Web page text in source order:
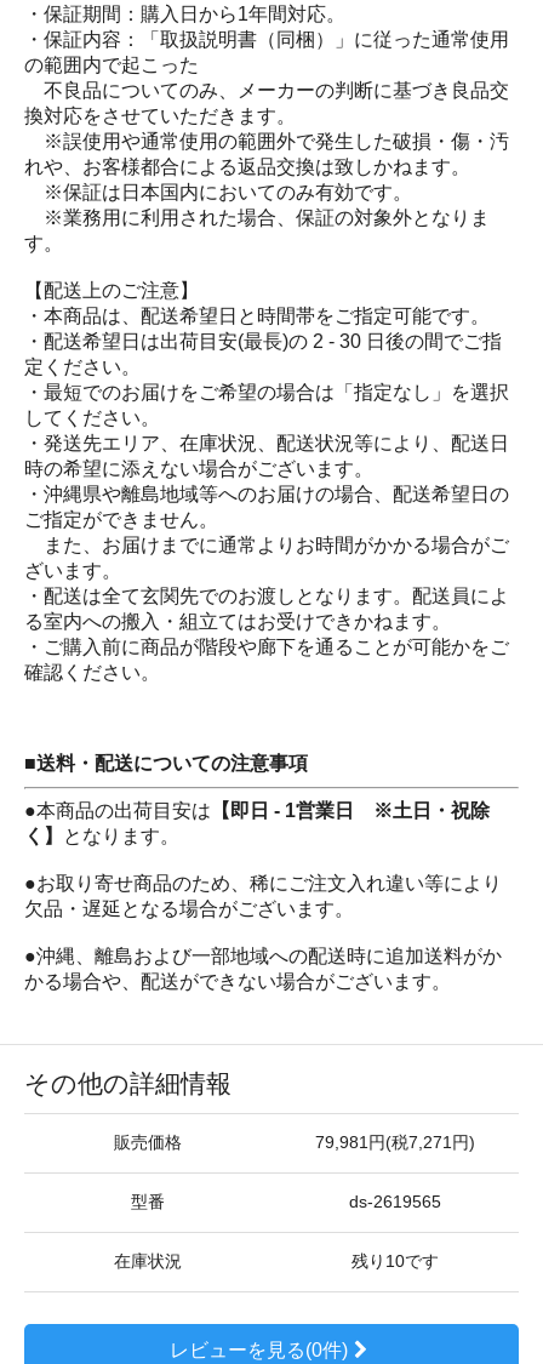
・保証期間：購入日から1年間対応。
・保証内容：「取扱説明書（同梱）」に従った通常使用
の範囲内で起こった
不良品についてのみ、メーカーの判断に基づき良品交
換対応をさせていただきます。
※誤使用や通常使用の範囲外で発生した破損・傷・汚
れや、お客様都合による返品交換は致しかねます。
※保証は日本国内においてのみ有効です。
※業務用に利用された場合、保証の対象外となりま
す。
【配送上のご注意】
・本商品は、配送希望日と時間帯をご指定可能です。
・配送希望日は出荷目安(最長)の 2 - 30 日後の間でご指
定ください。
・最短でのお届けをご希望の場合は「指定なし」を選択
してください。
・発送先エリア、在庫状況、配送状況等により、配送日
時の希望に添えない場合がございます。
・沖縄県や離島地域等へのお届けの場合、配送希望日の
ご指定ができません。
また、お届けまでに通常よりお時間がかかる場合がご
ざいます。
・配送は全て玄関先でのお渡しとなります。配送員によ
る室内への搬入・組立てはお受けできかねます。
・ご購入前に商品が階段や廊下を通ることが可能かをご
確認ください。
■送料・配送についての注意事項
●本商品の出荷目安は 【即日 - 1営業日 ※土日・祝除
く】
となります。
●お取り寄せ商品のため、稀にご注文入れ違い等により
欠品・遅延となる場合がございます。
●沖縄、離島および一部地域への配送時に追加送料がか
かる場合や、配送ができない場合がございます。
その他の詳細情報
販売価格 79,981円(税7,271円)
型番 ds-2619565
在庫状況 残り10です
レビューを見る(0件)